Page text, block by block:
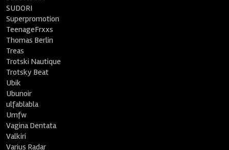
SUDORI
Superpromotion
TeenageFrxxs
Thomas Berlin
Treas
Trotski Nautique
Trotsky Beat
Ubik
Ubunoir
ulfablabla
Umfw
Vagina Dentata
Valkiri
Varius Radar